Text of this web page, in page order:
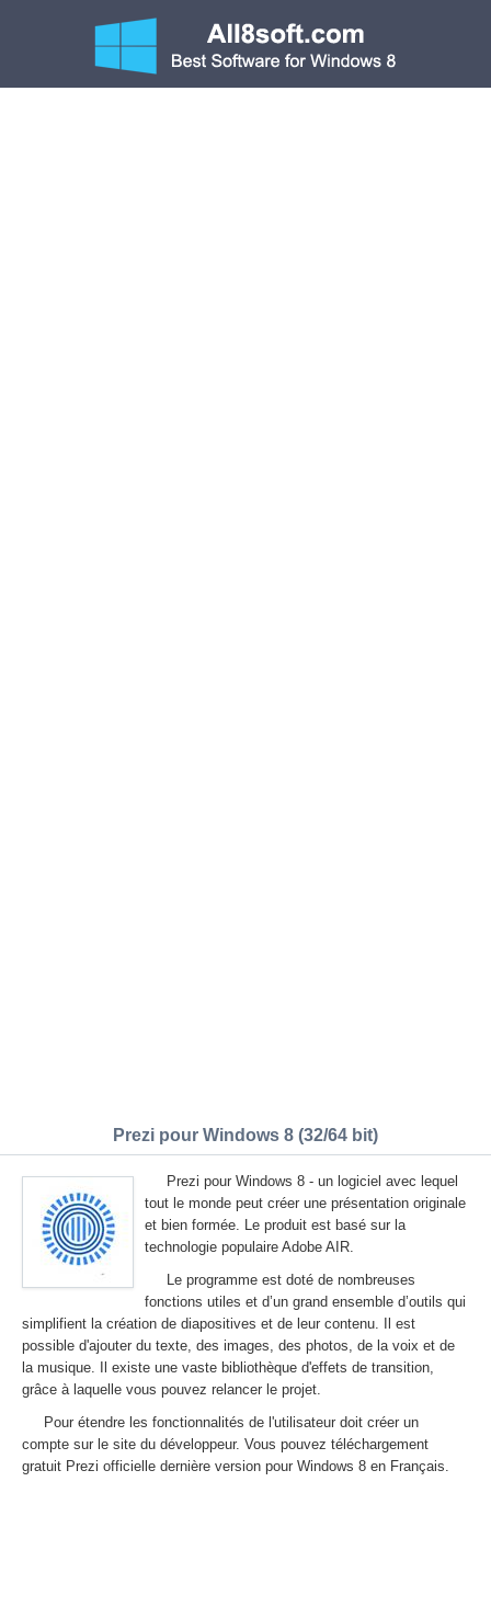
Prezi pour Windows 8 (32/64 bit)
Prezi pour Windows 8 - un logiciel avec lequel
tout le monde peut créer une présentation originale
et bien formée. Le produit est basé sur la
technologie populaire Adobe AIR.
Le programme est doté de nombreuses
fonctions utiles et d’un grand ensemble d’outils qui
simplifient la création de diapositives et de leur contenu. Il est
possible d'ajouter du texte, des images, des photos, de la voix et de
la musique. Il existe une vaste bibliothèque d'effets de transition,
grâce à laquelle vous pouvez relancer le projet.
Pour étendre les fonctionnalités de l'utilisateur doit créer un
compte sur le site du développeur. Vous pouvez téléchargement
gratuit Prezi officielle dernière version pour Windows 8 en Français.